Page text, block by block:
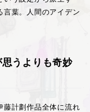
言葉。人間のアイデン
うよりも奇妙
藤計劃作品全体に流れ